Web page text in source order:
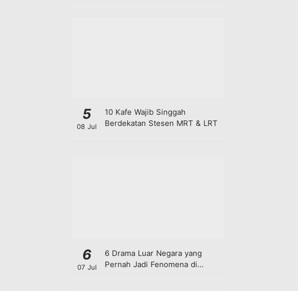
5
08 Jul
10 Kafe Wajib Singgah
Berdekatan Stesen MRT & LRT
6
07 Jul
6 Drama Luar Negara yang
Pernah Jadi Fenomena di